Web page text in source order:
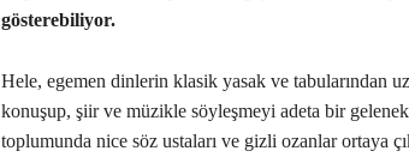
gösterebiliyor.
Hele, egemen dinlerin klasik yasak ve tabularından
konuşup, şiir ve müzikle söyleşmeyi adeta bir
toplumunda nice söz ustaları ve gizli ozanlar ortaya